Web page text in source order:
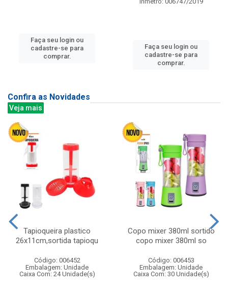
Faça seu login ou
cadastre-se para
comprar.
Faça seu login ou
cadastre-se para
comprar.
Confira as Novidades
Veja mais
Tapioqueira plastico
26x11cm,sortida tapioqu
Código: 006452
Embalagem: Unidade
Caixa Com: 24 Unidade(s)
Copo mixer 380ml sortido
copo mixer 380ml so
Código: 006453
Embalagem: Unidade
Caixa Com: 30 Unidade(s)